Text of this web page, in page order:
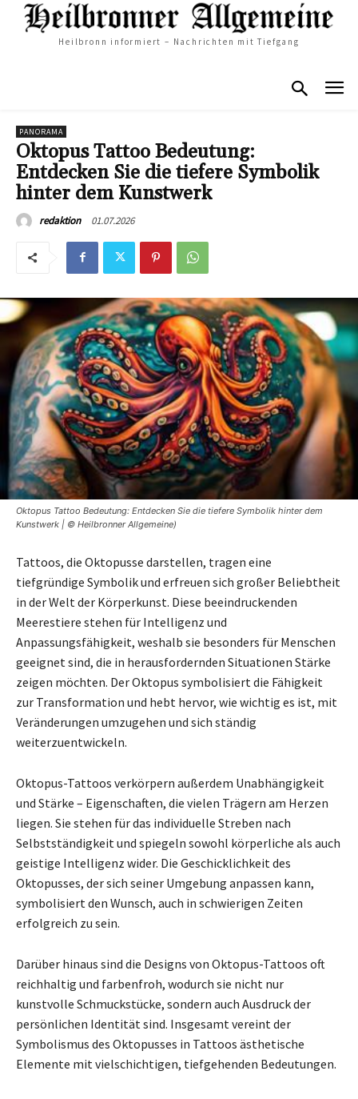
Heilbronn informiert – Nachrichten mit Tiefgang
PANORAMA
Oktopus Tattoo Bedeutung:
Entdecken Sie die tiefere Symbolik
hinter dem Kunstwerk
redaktion 01.07.2026
Oktopus Tattoo Bedeutung: Entdecken Sie die tiefere Symbolik hinter dem
Kunstwerk | © Heilbronner Allgemeine)
Tattoos, die Oktopusse darstellen, tragen eine
tiefgründige Symbolik und erfreuen sich großer Beliebtheit
in der Welt der Körperkunst. Diese beeindruckenden
Meerestiere stehen für Intelligenz und
Anpassungsfähigkeit, weshalb sie besonders für Menschen
geeignet sind, die in herausfordernden Situationen Stärke
zeigen möchten. Der Oktopus symbolisiert die Fähigkeit
zur Transformation und hebt hervor, wie wichtig es ist, mit
Veränderungen umzugehen und sich ständig
weiterzuentwickeln.
Oktopus-Tattoos verkörpern außerdem Unabhängigkeit
und Stärke – Eigenschaften, die vielen Trägern am Herzen
liegen. Sie stehen für das individuelle Streben nach
Selbstständigkeit und spiegeln sowohl körperliche als auch
geistige Intelligenz wider. Die Geschicklichkeit des
Oktopusses, der sich seiner Umgebung anpassen kann,
symbolisiert den Wunsch, auch in schwierigen Zeiten
erfolgreich zu sein.
Darüber hinaus sind die Designs von Oktopus-Tattoos oft
reichhaltig und farbenfroh, wodurch sie nicht nur
kunstvolle Schmuckstücke, sondern auch Ausdruck der
persönlichen Identität sind. Insgesamt vereint der
Symbolismus des Oktopusses in Tattoos ästhetische
Elemente mit vielschichtigen, tiefgehenden Bedeutungen.